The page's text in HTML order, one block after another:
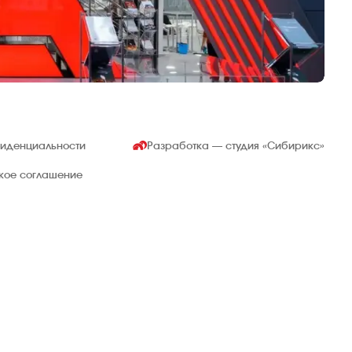
газа.
источником глобальной экономической
война в Сирии, Ираке, Ливии
соглашение
Разработка — студия«Сибирикс»